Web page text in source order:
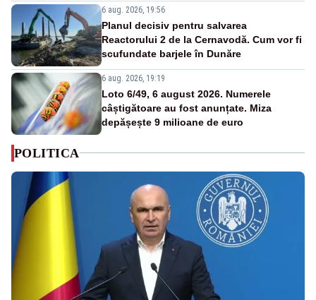
6 aug. 2026, 19:56
Planul decisiv pentru salvarea
Reactorului 2 de la Cernavodă. Cum vor fi
scufundate barjele în Dunăre
6 aug. 2026, 19:19
Loto 6/49, 6 august 2026. Numerele
câștigătoare au fost anunțate. Miza
depășește 9 milioane de euro
POLITICA